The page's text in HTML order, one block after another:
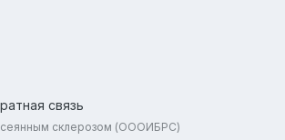
связь
склерозом (ОООИБРС)